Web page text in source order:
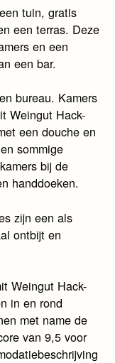
tuin, gratis
een terras. Deze
en een
een bar.
bureau. Kamers
Weingut Hack-
een douche en
sommige
bij de
handdoeken.
zijn een als
ontbijt en
Weingut Hack-
in en rond
met name de
van 9,5 voor